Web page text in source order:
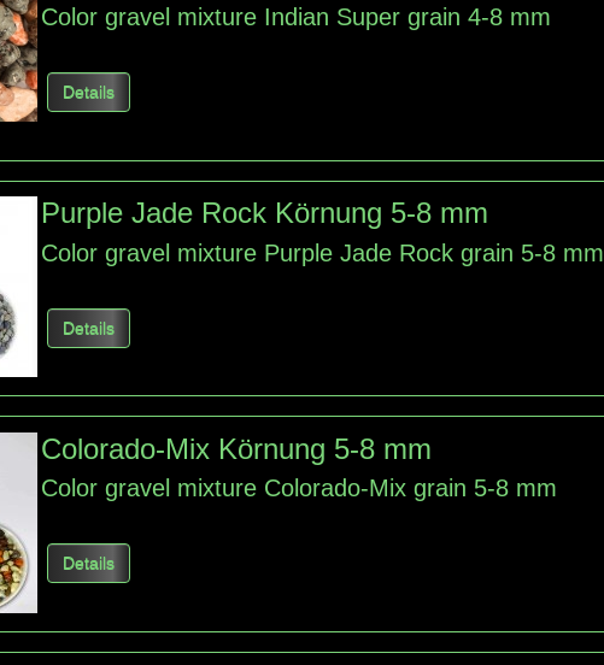
Color gravel mixture Indian Super grain 4-8 mm
Details
Purple Jade Rock Körnung 5-8 mm
Color gravel mixture Purple Jade Rock grain 5-8 mm
Details
Colorado-Mix Körnung 5-8 mm
Color gravel mixture Colorado-Mix grain 5-8 mm
Details